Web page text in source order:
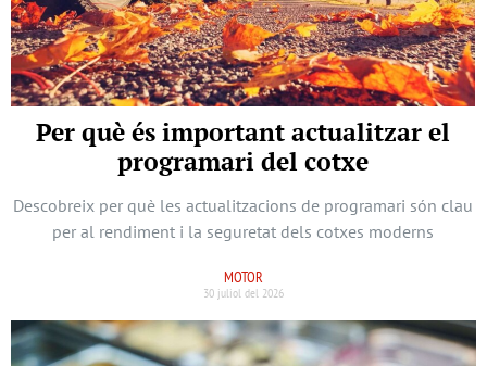
Per què és important actualitzar el
programari del cotxe
Descobreix per què les actualitzacions de programari són clau
per al rendiment i la seguretat dels cotxes moderns
MOTOR
30 juliol del 2026